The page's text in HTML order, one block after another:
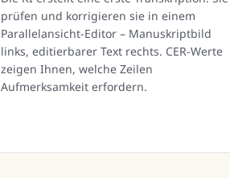
prüfen und korrigieren sie in einem
Parallelansicht-Editor – Manuskriptbild
links, editierbarer Text rechts. CER-Werte
zeigen Ihnen, welche Zeilen
Aufmerksamkeit erfordern.